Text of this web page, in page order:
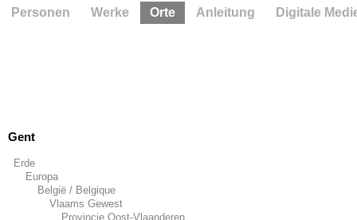
Gent
Erde
Europa
België / Belgique
Vlaams Gewest
Provincie Oost-Vlaanderen
Personen Werke Orte Anleitung Digitale